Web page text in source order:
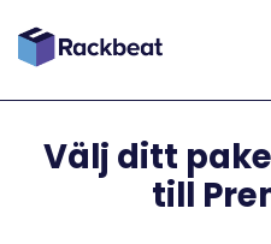
Välj ditt
till